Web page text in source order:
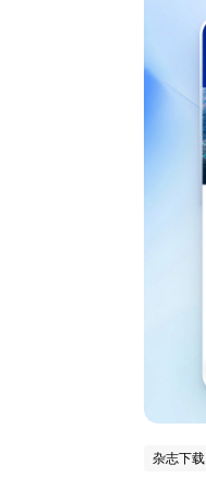
杂志下载